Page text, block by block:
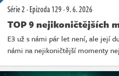
Série 2·Epizoda 129·9. 6. 2026
TOP 9 nejikoničtějších
E3 už s námi pár let není, ale její
námi na nejikoničtější momenty